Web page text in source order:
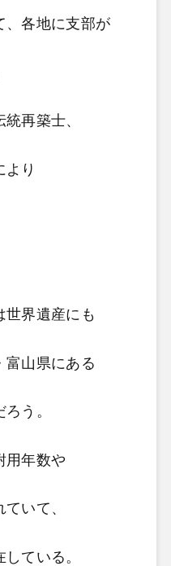
、各地に支部が
再築士、
より
世界遺産にも
富山県にある
う。
用年数や
いて、
ている。